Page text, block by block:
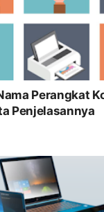
Perangkat
Penjelasannya